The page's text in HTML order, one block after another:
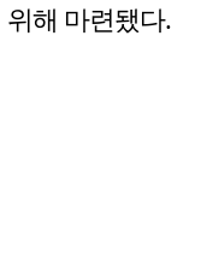
해 마련됐다.